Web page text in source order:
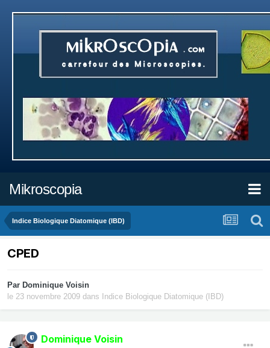
Mikroscopia
Indice Biologique Diatomique (IBD)
CPED
Par Dominique Voisin
le 23 novembre 2009 dans Indice Biologique Diatomique (IBD)
Dominique Voisin